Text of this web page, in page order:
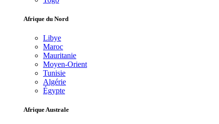
Afrique du Nord
Libye
Maroc
Mauritanie
Moyen-Orient
Tunisie
Algérie
Égypte
Afrique Australe